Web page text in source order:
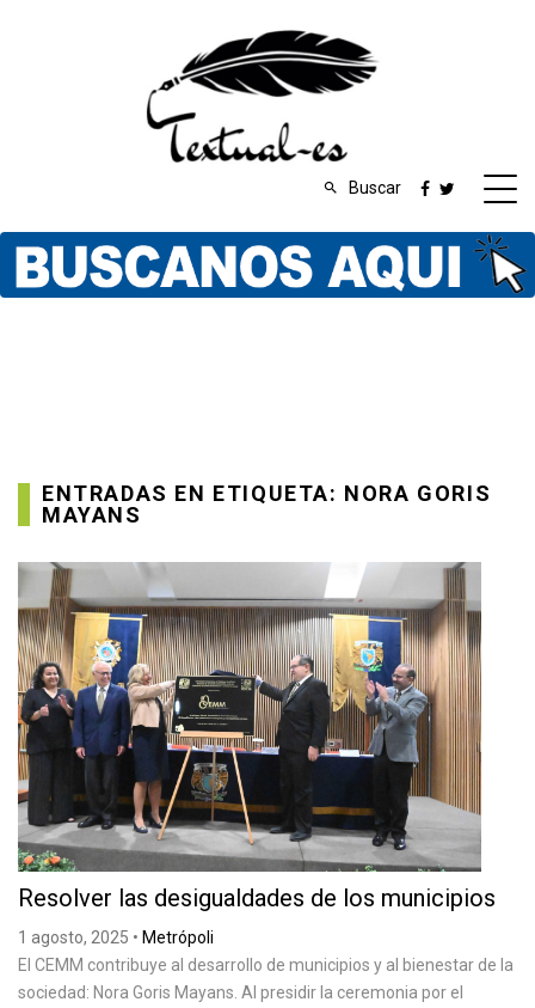
Buscar
ENTRADAS EN ETIQUETA: NORA GORIS
MAYANS
Resolver las desigualdades de los municipios
1 agosto, 2025 • Metrópoli
El CEMM contribuye al desarrollo de municipios y al bienestar de la
sociedad: Nora Goris Mayans. Al presidir la ceremonia por el